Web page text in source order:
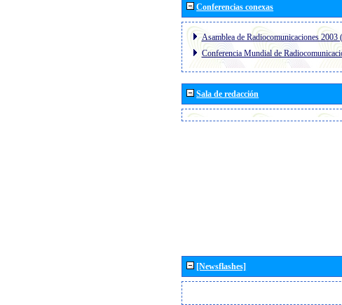
Conferencias conexas
Asamblea de Radiocomunicaciones 2003
Conferencia Mundial de
Sala de redacción
[Newsflashes]